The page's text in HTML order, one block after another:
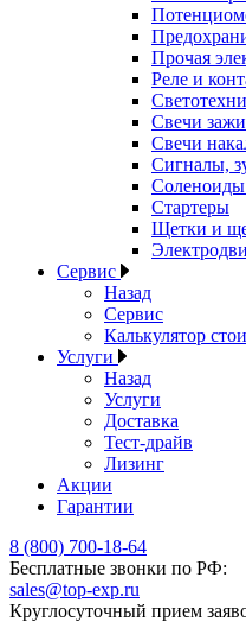
Прочая
Реле и
Свечи
Свечи
Сигналы,
Соленоиды
Стартеры
Щетки и
Сервис
Назад
Сервис
Калькулятор
Услуги
Назад
Услуги
Доставка
Тест-драйв
Лизинг
Акции
Гарантии
8 (800) 700-18-64
Бесплатные звонки по РФ:
sales@top-exp.ru
Круглосуточный прием